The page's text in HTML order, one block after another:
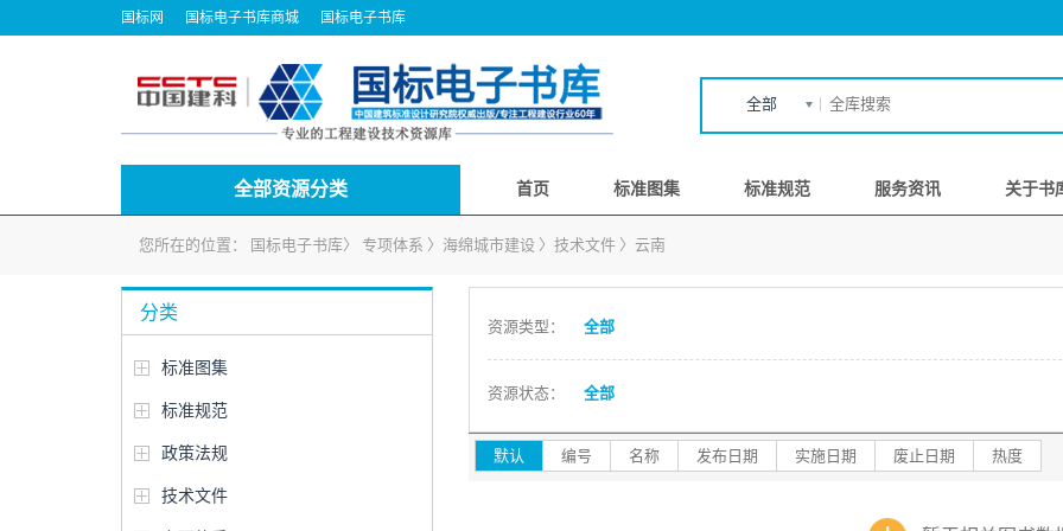
国标网 国标电子书库商城 国标电子书库
全部
全部资源分类 首页 标准图集 标准规范 服务资讯 关于书
您所在的位置： 国标电子书库〉 专项体系 〉 海绵城市建设 〉 技术文件 〉 云南
分类
标准图集
标准规范
政策法规
技术文件
资源类型： 全部
资源状态： 全部
默认 编号 名称 发布日期 实施日期 废止日期 热度